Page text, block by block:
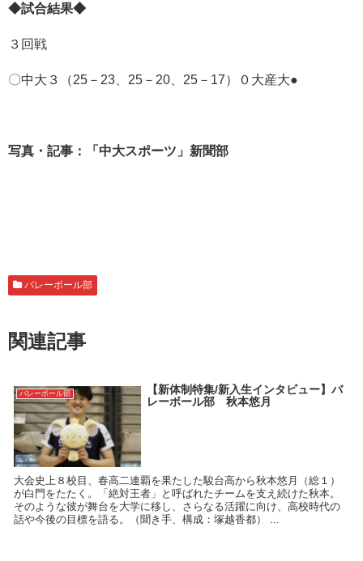
◆試合結果◆
３回戦
〇中大３（25－23、25－20、25－17）０大産大●
写真・記事：「中大スポーツ」新聞部
バレーボール部
関連記事
バレーボール部
【新体制特集/新入生インタビュー】バ
レーボール部 秋本悠月
大会史上８校目、春高二連覇を果たした駿台高から秋本悠月（総１）
が白門をたたく。「絶対王者」と呼ばれたチームを支え続けた秋本。
そのような彼が舞台を大学に移し、さらなる活躍に向け、高校時代の
話や今後の目標を語る。（聞き手、構成：塚越香都） ...